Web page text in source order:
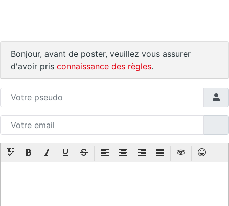
Bonjour, avant de poster, veuillez vous assurer
d'avoir pris connaissance des règles.